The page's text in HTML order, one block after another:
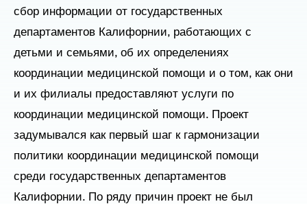
сбор информации от государственных
департаментов Калифорнии, работающих с
детьми и семьями, об их определениях
координации медицинской помощи и о том, как они
и их филиалы предоставляют услуги по
координации медицинской помощи. Проект
задумывался как первый шаг к гармонизации
политики координации медицинской помощи
среди государственных департаментов
Калифорнии. По ряду причин проект не был